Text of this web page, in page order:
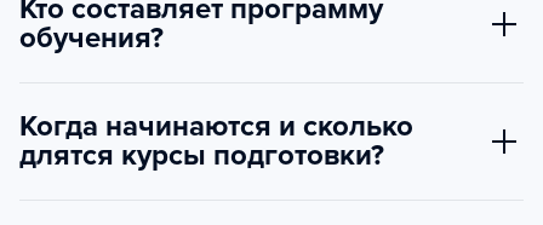
Кто составляет программу
обучения?
Когда начинаются и сколько
длятся курсы подготовки?